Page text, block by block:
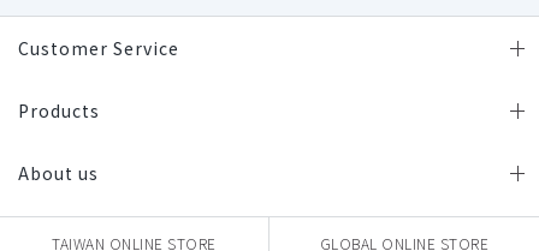
Customer Service
Products
About us
TAIWAN ONLINE STORE GLOBAL ONLINE STORE